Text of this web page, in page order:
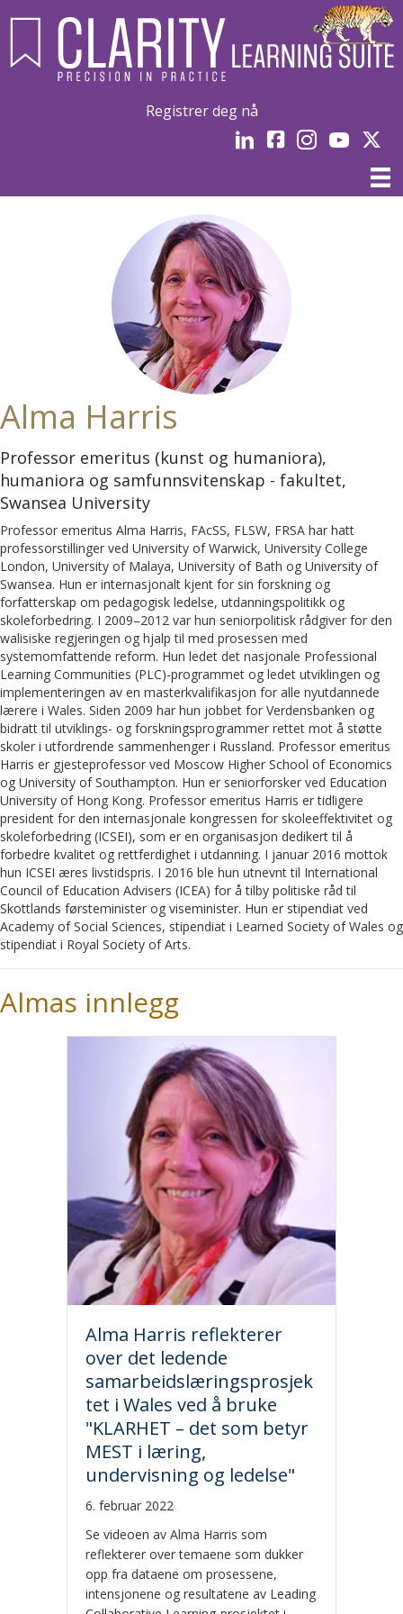
Registrer deg nå
LinkedInFacebookInstagramYouTube
Alma Harris
Professor emeritus (kunst og humaniora),
humaniora og samfunnsvitenskap - fakultet,
Swansea University
Professor emeritus Alma Harris, FAcSS, FLSW, FRSA har hatt
professorstillinger ved University of Warwick, University College
London, University of Malaya, University of Bath og University of
Swansea. Hun er internasjonalt kjent for sin forskning og
forfatterskap om pedagogisk ledelse, utdanningspolitikk og
skoleforbedring. I 2009–2012 var hun seniorpolitisk rådgiver for den
walisiske regjeringen og hjalp til med prosessen med
systemomfattende reform. Hun ledet det nasjonale Professional
Learning Communities (PLC)-programmet og ledet utviklingen og
implementeringen av en masterkvalifikasjon for alle nyutdannede
lærere i Wales. Siden 2009 har hun jobbet for Verdensbanken og
bidratt til utviklings- og forskningsprogrammer rettet mot å støtte
skoler i utfordrende sammenhenger i Russland. Professor emeritus
Harris er gjesteprofessor ved Moscow Higher School of Economics
og University of Southampton. Hun er seniorforsker ved Education
University of Hong Kong. Professor emeritus Harris er tidligere
president for den internasjonale kongressen for skoleeffektivitet og
skoleforbedring (ICSEI), som er en organisasjon dedikert til å
forbedre kvalitet og rettferdighet i utdanning. I januar 2016 mottok
hun ICSEI æres livstidspris. I 2016 ble hun utnevnt til International
Council of Education Advisers (ICEA) for å tilby politiske råd til
Skottlands førsteminister og viseminister. Hun er stipendiat ved
Academy of Social Sciences, stipendiat i Learned Society of Wales og
stipendiat i Royal Society of Arts.
Almas innlegg
Alma Harris reflekterer
over det ledende
samarbeidslæringsprosjek
tet i Wales ved å bruke
"KLARHET – det som betyr
MEST i læring,
undervisning og ledelse"
6. februar 2022
Se videoen av Alma Harris som
reflekterer over temaene som dukker
opp fra dataene om prosessene,
intensjonene og resultatene av Leading